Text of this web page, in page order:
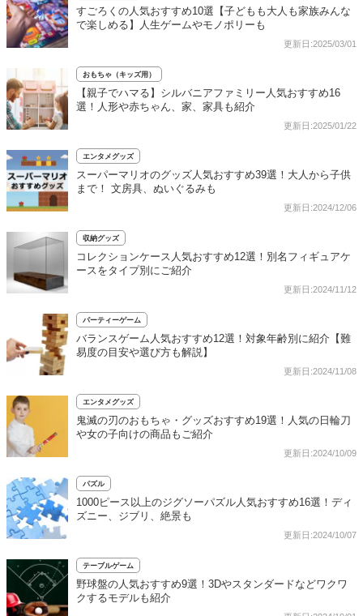
すごろくの人気おすすめ10選【子どもも大人も家族みんな
で楽しめる】人生ゲームやモノポリーも
更新日:2025/03/01
おもちゃ（キッズ用）
【親子でハマる】シルバニアファミリー人気おすすめ16
選！人形や赤ちゃん、家、家具も紹介
更新日:2025/01/22
エンタメグッズ
スーパーマリオのグッズ人気おすすめ39選！大人から子供
まで！ 文房具、ぬいぐるみも
更新日:2024/12/06
収納グッズ
コレクションケース人気おすすめ12選！別名フィギュアケ
ースをタイプ別にご紹介
更新日:2024/11/12
パーティーゲーム
バランスゲーム人気おすすめ12選！対象年齢別に紹介【難
易度の目安や選び方も解説】
更新日:2024/11/08
エンタメグッズ
鬼滅の刃のおもちゃ・グッズおすすめ19選！人気の日輪刀
や女の子向けの商品もご紹介
更新日:2024/10/09
パズル
1000ピース以上のジグソーパズル人気おすすめ16選！ディ
ズニー、ジブリ、絶景も
更新日:2024/10/07
テーブルゲーム
野球盤の人気おすすめ9選！3Dやスタンダードなどワクワ
クするモデルも紹介